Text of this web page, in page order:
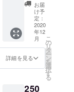
や、コ
ンサル
の力を
つけた
い方に
は非常
にいい
実績と
なり、
本や経
学ぶ何
ご参照
くださ
い。
https://
ea.com/
schedul
e ・
SSP、
その他
数料は
ハウス
にて、
現地の
人々へ
炊き出
し...1日
分】 コ
ロナ
ウィル
ス感染
より
お届
け予
定：
2020
年12
月
詳細を見る
こ
の
リ
タ
ー
ン
を
選
択
す
る
250